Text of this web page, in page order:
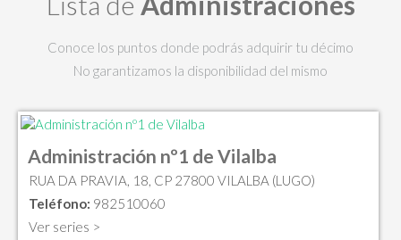
Conoce los puntos donde podrás adquirir tu décimo
No garantizamos la disponibilidad del mismo
Administración nº1 de Vilalba
RUA DA PRAVIA, 18, CP 27800 VILALBA (LUGO)
Teléfono: 982510060
Ver series >